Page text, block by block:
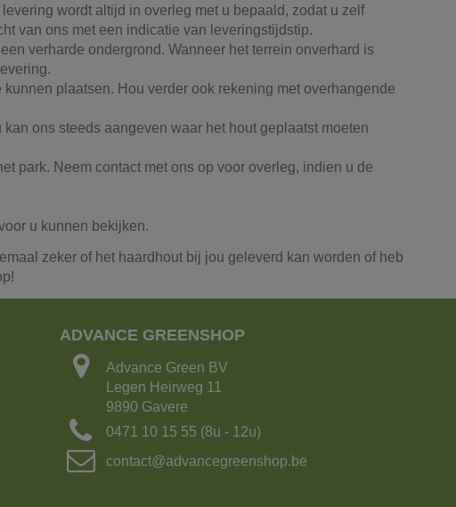
wordt altijd in overleg met u bepaald, zodat u zelf
van ons met een indicatie van leveringstijdstip.
verharde ondergrond. Wanneer het terrein onverhard is
plaatsen. Hou verder ook rekening met overhangende
ons steeds aangeven waar het hout geplaatst moeten
park. Neem contact met ons op voor overleg, indien u de
u kunnen bekijken.
zeker of het haardhout bij jou geleverd kan worden of heb
ADVANCE GREENSHOP
Advance Green BV
Legen Heirweg 11
9890 Gavere
0471 10 15 55 (8u - 12u)
contact@advancegreenshop.be